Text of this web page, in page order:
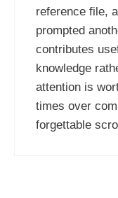
reference file,
prompted
contributes
knowledge
attention is
times over
forgettable